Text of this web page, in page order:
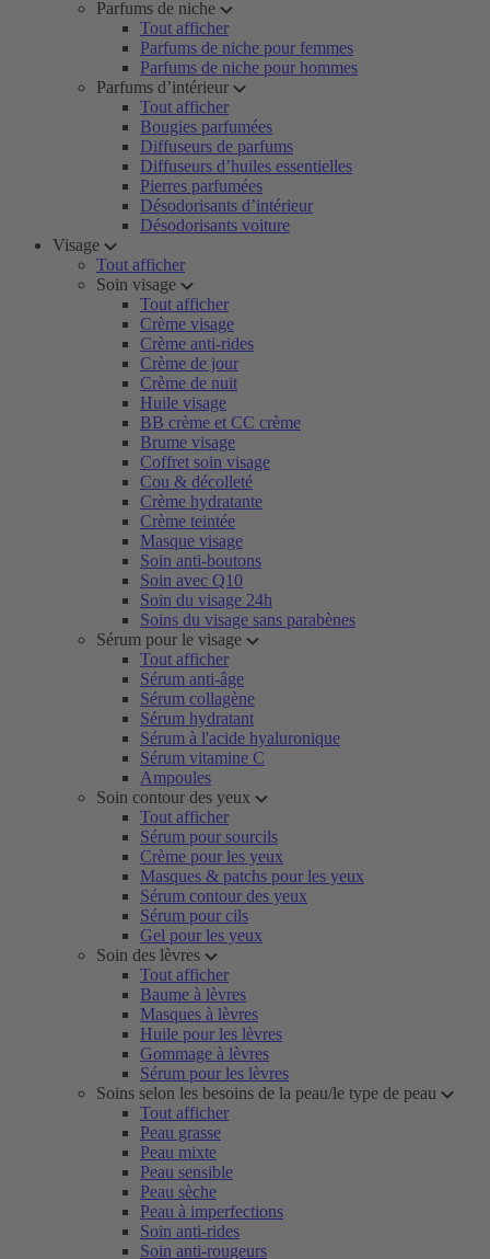
Parfums de niche
Tout afficher
Parfums de niche pour femmes
Parfums de niche pour hommes
Parfums d’intérieur
Tout afficher
Bougies parfumées
Diffuseurs de parfums
Diffuseurs d’huiles essentielles
Pierres parfumées
Désodorisants d’intérieur
Désodorisants voiture
Visage
Tout afficher
Soin visage
Tout afficher
Crème visage
Crème anti-rides
Crème de jour
Crème de nuit
Huile visage
BB crème et CC crème
Brume visage
Coffret soin visage
Cou & décolleté
Crème hydratante
Crème teintée
Masque visage
Soin anti-boutons
Soin avec Q10
Soin du visage 24h
Soins du visage sans parabènes
Sérum pour le visage
Tout afficher
Sérum anti-âge
Sérum collagène
Sérum hydratant
Sérum à l'acide hyaluronique
Sérum vitamine C
Ampoules
Soin contour des yeux
Tout afficher
Sérum pour sourcils
Crème pour les yeux
Masques & patchs pour les yeux
Sérum contour des yeux
Sérum pour cils
Gel pour les yeux
Soin des lèvres
Tout afficher
Baume à lèvres
Masques à lèvres
Huile pour les lèvres
Gommage à lèvres
Sérum pour les lèvres
Soins selon les besoins de la peau/le type de peau
Tout afficher
Peau grasse
Peau mixte
Peau sensible
Peau sèche
Peau à imperfections
Soin anti-rides
Soin anti-rougeurs